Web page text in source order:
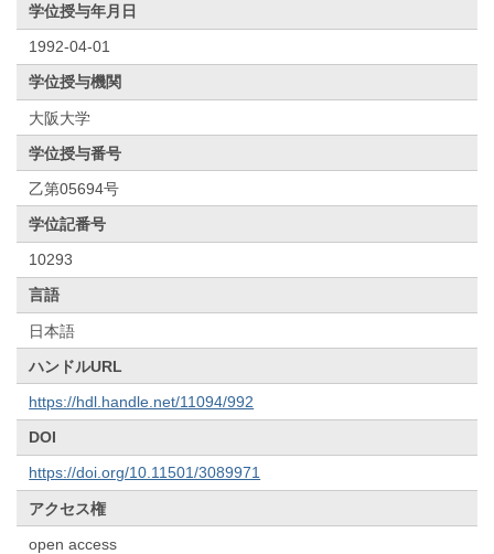
学位授与年月日
1992-04-01
学位授与機関
大阪大学
学位授与番号
乙第05694号
学位記番号
10293
言語
日本語
ハンドルURL
https://hdl.handle.net/11094/992
DOI
https://doi.org/10.11501/3089971
アクセス権
open access